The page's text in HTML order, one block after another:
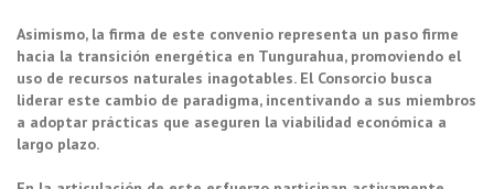
Asimismo, la firma de este convenio representa un paso firme
hacia la transición energética en Tungurahua, promoviendo el
uso de recursos naturales inagotables. El Consorcio busca
liderar este cambio de paradigma, incentivando a sus miembros
a adoptar prácticas que aseguren la viabilidad económica a
largo plazo.